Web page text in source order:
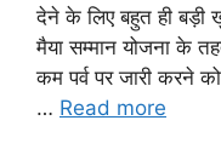
देने के लिए बहुत ही बड़ी
मैया सम्मान योजना के
कम पर्व पर जारी करने
… Read more